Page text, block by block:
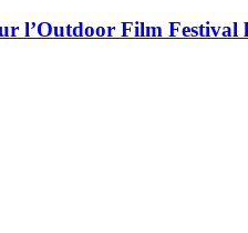
l’Outdoor Film Festival